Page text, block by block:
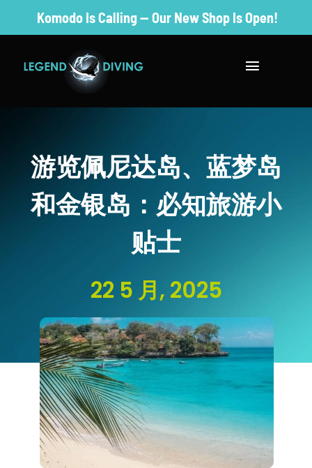
to
Komodo Is Calling — Our New Shop Is Open!
Toggle
参观及住宿
PADI 课程
联系方式
简体中文
游览佩尼达岛、蓝梦岛
和金银岛：必知旅游小
贴士
22 5 月, 2025